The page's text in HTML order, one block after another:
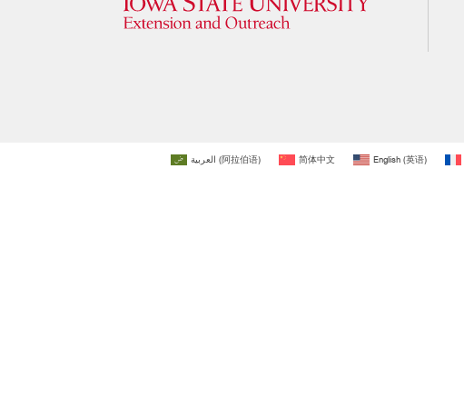
العربية (阿拉伯语) 简体中文 English (英语)